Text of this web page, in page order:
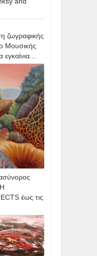
ζωγραφικής
Μουσικής
έως τις